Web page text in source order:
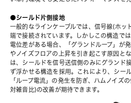
●シールド片側接地
一般的なラインケーブルでは、信号線(ホッ
端で接続されています。しかしこの構造で
電位差がある場合、「グランドループ」が
やノイズフロアの上昇を引き起こす原因と
は、シールドを信号送信側のみにグランド
ず浮かせる構造を採用。これにより、シー
「ループ電流」の発生を防ぎ、ハムノイズ
対雑音比)の改善が期待できます。